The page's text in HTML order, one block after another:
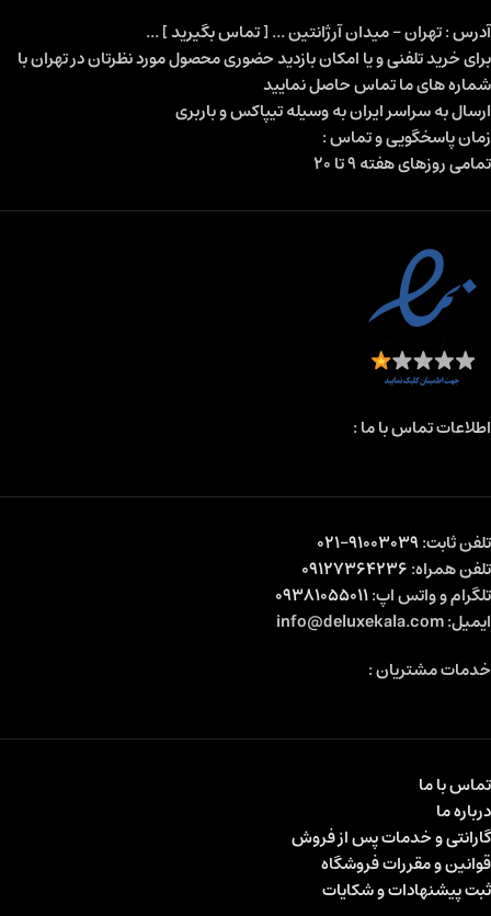
آدرس : تهران - میدان آرژانتین ... [ تماس بگیرید ] ...
برای خرید تلفنی و یا امکان بازدید حضوری محصول مورد نظرتان در تهران با
شماره های ما تماس حاصل نمایید
ارسال به سراسر ایران به وسیله تیپاکس و باربری
زمان پاسخگویی و تماس :
تمامی روزهای هفته 9 تا 20
اطلاعات تماس با ما :
تلفن ثابت:91003039-021
تلفن همراه:09127364236
تلگرام و واتس اپ:09381055011
ایمیل: info@deluxekala.com
خدمات مشتریان :
تماس با ما
درباره ما
گارانتی و خدمات پس از فروش
قوانین و مقررات فروشگاه
ثبت پیشنهادات و شکایات